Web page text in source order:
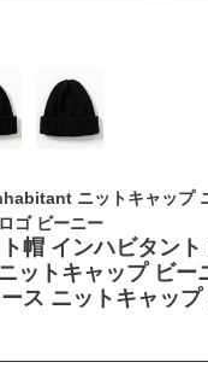
ニットキャップ
ゴ ビーニー
帽 インハビタン
ットキャップ ビー
ス ニットキャッ